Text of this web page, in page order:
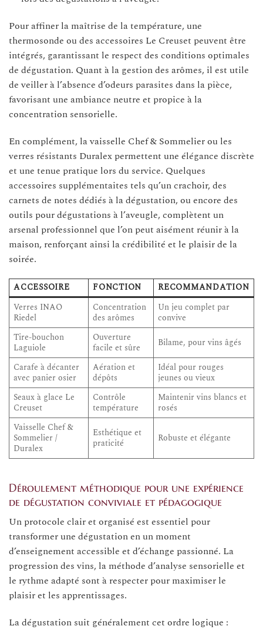
Pour affiner la maîtrise de la température, une
thermosonde ou des accessoires Le Creuset peuvent être
intégrés, garantissant le respect des conditions optimales
de dégustation. Quant à la gestion des arômes, il est utile
de veiller à l’absence d’odeurs parasites dans la pièce,
favorisant une ambiance neutre et propice à la
concentration sensorielle.
En complément, la vaisselle Chef & Sommelier ou les
verres résistants Duralex permettent une élégance discrète
et une tenue pratique lors du service. Quelques
accessoires supplémentaites tels qu’un crachoir, des
carnets de notes dédiés à la dégustation, ou encore des
outils pour dégustations à l’aveugle, complètent un
arsenal professionnel que l’on peut aisément réunir à la
maison, renforçant ainsi la crédibilité et le plaisir de la
soirée.
ACCESSOIRE FONCTION
RECOMMANDATION
Verres INAO
Riedel
Concentration
des arômes
Un jeu complet par
convive
Tire-bouchon
Laguiole
Ouverture
facile et sûre
Bilame, pour vins âgés
Carafe à décanter
avec panier osier
Aération et
dépôts
Idéal pour rouges
jeunes ou vieux
Seaux à glace Le
Creuset
Contrôle
température
Maintenir vins blancs et
rosés
Vaisselle Chef &
Sommelier /
Duralex
Esthétique et
praticité
Robuste et élégante
Déroulement méthodique pour une expérience
de dégustation conviviale et pédagogique
Un protocole clair et organisé est essentiel pour
transformer une dégustation en un moment
d’enseignement accessible et d’échange passionné. La
progression des vins, la méthode d’analyse sensorielle et
le rythme adapté sont à respecter pour maximiser le
plaisir et les apprentissages.
La dégustation suit généralement cet ordre logique :